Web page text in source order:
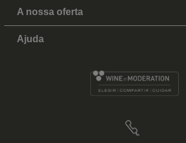
A nossa oferta
Ajuda